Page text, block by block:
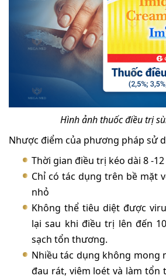
Hình ảnh thuốc điều trị
Nhược điểm của phương pháp sử
Thời gian điều trị kéo dài 8 -
Chỉ có tác dụng trên bề mặt
nhỏ
Không thể tiêu diệt được
lại sau khi điều trị lên đến
sạch tổn thương.
Nhiều tác dụng không mong
đau rát, viêm loét và làm tổn